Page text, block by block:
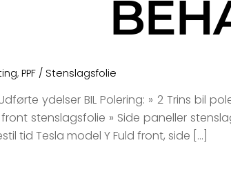
, PPF / Stenslagsfolie
Udførte ydelser BIL Polering: » 2 Trins bil
front stenslagsfolie » Side paneller
tid Tesla model Y Fuld front, side […]